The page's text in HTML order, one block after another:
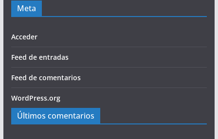
Meta
Acceder
Feed de entradas
Feed de comentarios
WordPress.org
Últimos comentarios